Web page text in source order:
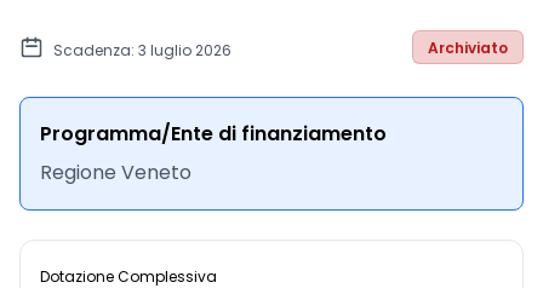
Scadenza: 3 luglio 2026 Archiviato
Programma/Ente di finanziamento
Regione Veneto
Dotazione Complessiva